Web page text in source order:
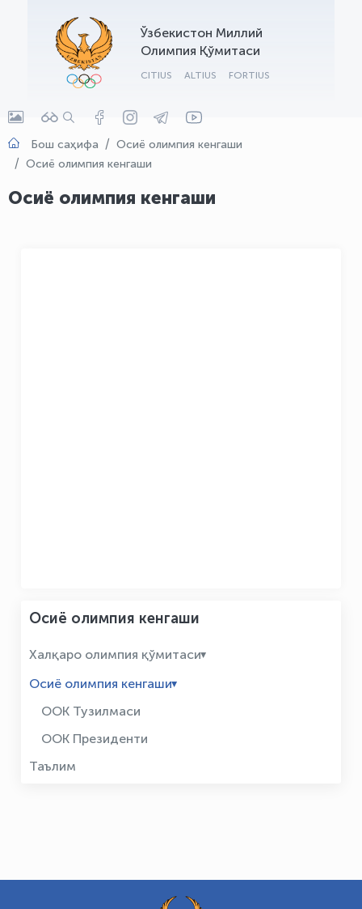
Ўзбекистон Миллий
Олимпия Қўмитаси
CITIUS ALTIUS FORTIUS
Бош саҳифа
Осиё олимпия кенгаши
Осиё олимпия кенгаши
Осиё олимпия кенгаши
Осиё олимпия кенгаши
Халқаро олимпия қўмитаси
Осиё олимпия кенгаши
ООК Тузилмаси
ООК Президенти
Таълим
OLYMPCHIK AI - yordamchi
Онлайн · olympic.uz